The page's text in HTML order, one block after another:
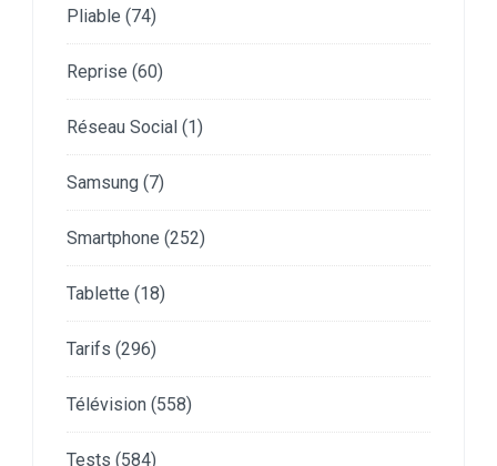
Pliable (74)
Reprise (60)
Réseau Social (1)
Samsung (7)
Smartphone (252)
Tablette (18)
Tarifs (296)
Télévision (558)
Tests (584)